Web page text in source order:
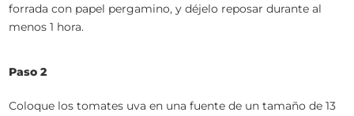
forrada con papel pergamino, y déjelo reposar durante al
menos 1 hora.
Paso 2
Coloque los tomates uva en una fuente de un tamaño de 13